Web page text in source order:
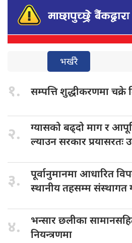
भर्खरै
१. सम्पत्ति शुद्धीकरणमाचक्रे
२. ग्यासको बढ्दोमाग र
ल्याउन सरकार प्रयासरतः
३. पूर्वानुमानमा आधारित
स्थानीय तहसम्म संस्थागत
४. भन्सार छलीका
नियन्त्रणमा